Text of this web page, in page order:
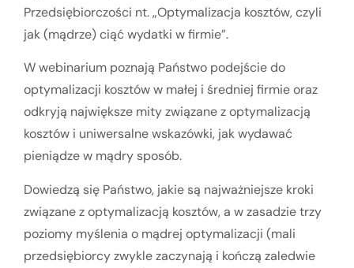
Przedsiębiorczości nt. „Optymalizacja kosztów, czyli
jak (mądrze) ciąć wydatki w firmie”.
W webinarium poznają Państwo podejście do
optymalizacji kosztów w małej i średniej firmie oraz
odkryją największe mity związane z optymalizacją
kosztów i uniwersalne wskazówki, jak wydawać
pieniądze w mądry sposób.
Dowiedzą się Państwo, jakie są najważniejsze kroki
związane z optymalizacją kosztów, a w zasadzie trzy
poziomy myślenia o mądrej optymalizacji (mali
przedsiębiorcy zwykle zaczynają i kończą zaledwie